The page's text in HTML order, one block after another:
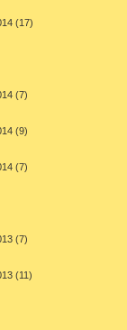
(17)
(7)
(9)
(7)
(7)
(11)